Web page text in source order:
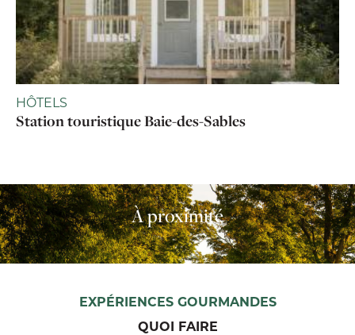
HÔTELS
Station touristique Baie-des-Sables
À proximité
EXPÉRIENCES GOURMANDES
QUOI FAIRE